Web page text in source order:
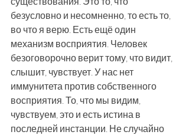
безусловно и несомненно, то есть то,
во что я верю. Есть ещё один
механизм восприятия. Человек
безоговорочно верит тому, что видит,
слышит, чувствует. У нас нет
иммунитета против собственного
восприятия. То, что мы видим,
чувствуем, это и есть истина в
последней инстанции. Не случайно